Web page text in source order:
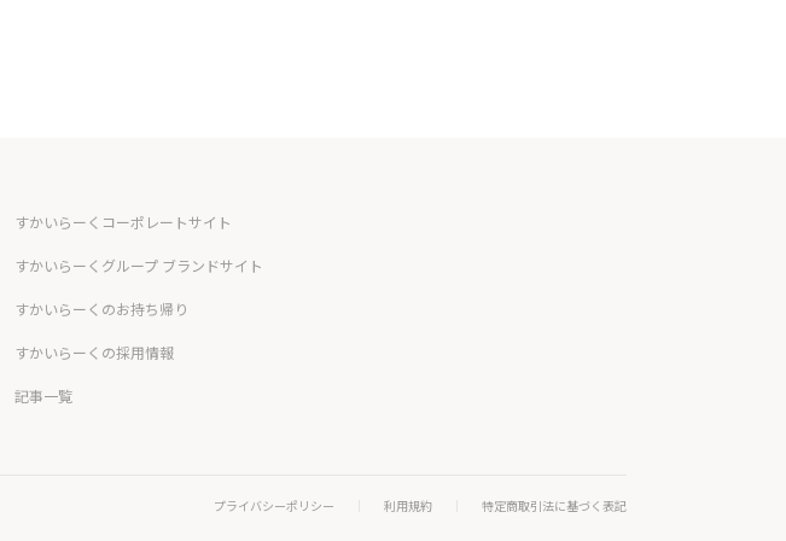
すかいらーくコーポレートサイト
すかいらーくグループ ブランドサイト
すかいらーくのお持ち帰り
すかいらーくの採用情報
記事一覧
プライバシーポリシー 利用規約 特定商取引法に基づく表記